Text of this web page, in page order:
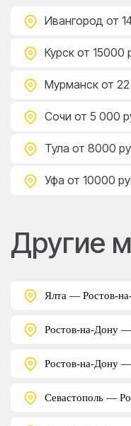
Ивангород от
Курск от 15000
Мурманск от
Сочи от 5 000
Тула от 8000
Уфа от 10000
Другие
Ялта — Ростов-
Ростов-на-Дону
Ростов-на-Дону
Севастополь —